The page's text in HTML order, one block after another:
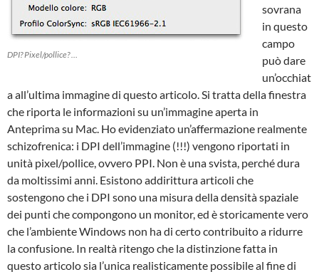
DPI? Pixel/pollice? …
sovrana
in questo
campo
può dare
un’occhiat
a all’ultima immagine di questo articolo. Si tratta della finestra
che riporta le informazioni su un’immagine aperta in
Anteprima su Mac. Ho evidenziato un’affermazione realmente
schizofrenica: i DPI dell’immagine (!!!) vengono riportati in
unità pixel/pollice, ovvero PPI. Non è una svista, perché dura
da moltissimi anni. Esistono addirittura articoli che
sostengono che i DPI sono una misura della densità spaziale
dei punti che compongono un monitor, ed è storicamente vero
che l’ambiente Windows non ha di certo contribuito a ridurre
la confusione. In realtà ritengo che la distinzione fatta in
questo articolo sia l’unica realisticamente possibile al fine di